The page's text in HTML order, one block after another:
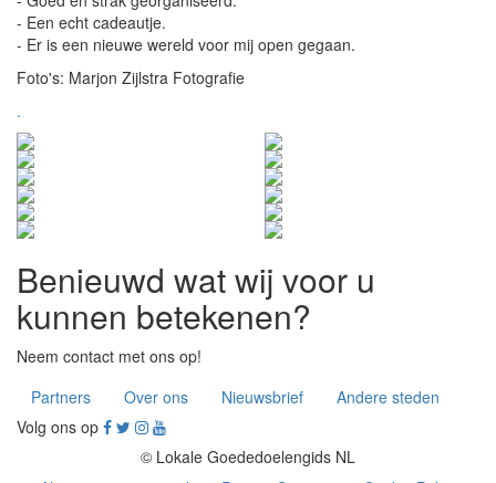
- Een echt cadeautje.
- Er is een nieuwe wereld voor mij open gegaan.
Foto's: Marjon Zijlstra Fotografie
.
Benieuwd wat wij voor u
kunnen betekenen?
Neem contact met ons op!
Partners
Over ons Nieuwsbrief
Andere steden
Volg ons op
© Lokale Goededoelengids NL